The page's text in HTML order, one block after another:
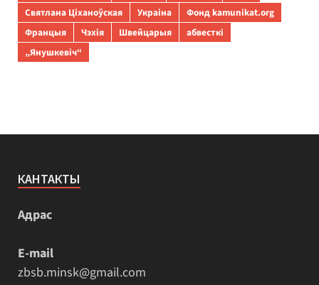
Святлана Ціханоўская
Украіна
Фонд kamunikat.org
Францыя
Чэхія Швейцарыя
абвесткі
„Янушкевіч“
КАНТАКТЫ
Адрас
E-mail
zbsb.minsk@gmail.com